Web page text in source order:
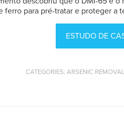
ferro para pré-tratar e proteger a
ESTUDO DE
CATEGORIES: ARSENIC REMOVAL